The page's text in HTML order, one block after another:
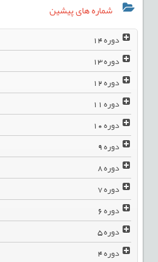
شماره های پیشین
دوره14
دوره13
دوره12
دوره11
دوره10
دوره9
دوره8
دوره7
دوره6
دوره5
دوره4